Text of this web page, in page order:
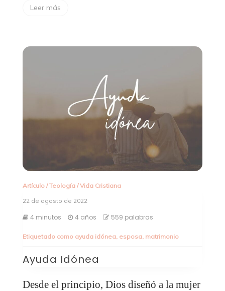
Leer más
Artículo/Teología/Vida Cristiana
22 de agosto de 2022
4 minutos 4 años 559 palabras
Etiquetado como ayuda idónea, esposa, matrimonio
Ayuda Idónea
Desde el principio, Dios diseñó a la mujer